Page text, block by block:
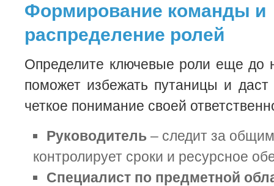
Формирование команды и
распределение ролей
Определите ключевые роли еще до
поможет избежать путаницы и даст
четкое понимание своей
Руководитель – следит за
контролирует сроки и ресурсное
Специалист по предметной